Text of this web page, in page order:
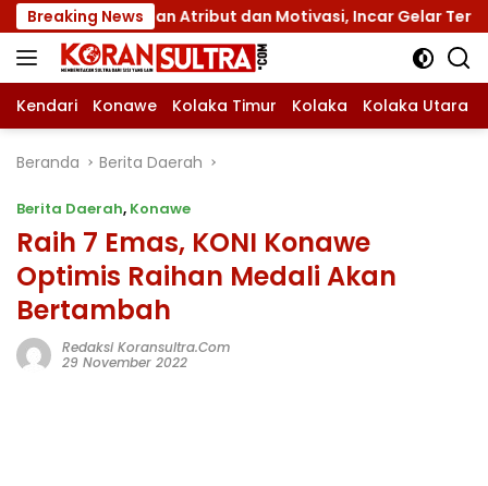
Langsung
ke
konten
Breaking News
dengan Atribut dan Motivasi, Incar Gelar Terbaik di Sultra
Kendari Konawe Kolaka Timur Kolaka Kolaka Utara
Beranda Berita Daerah
Berita Daerah, Konawe
Raih 7 Emas, KONI Konawe
Optimis Raihan Medali Akan
Bertambah
Redaksi Koransultra.com
29 November 2022